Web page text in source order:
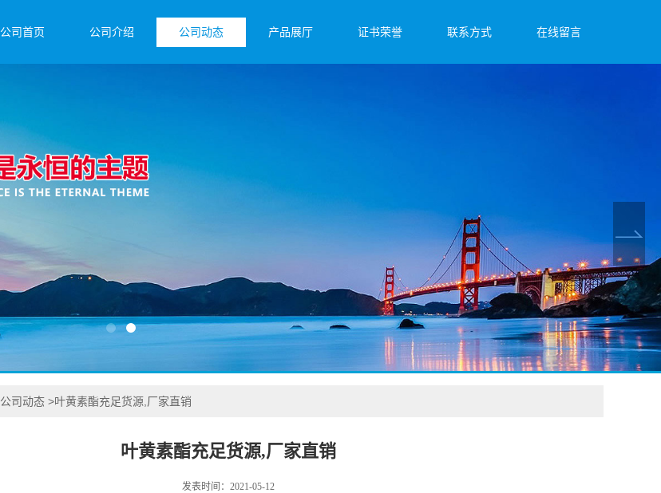
公司首页 公司介绍 公司动态 产品展厅 证书荣誉 联系方式 在线留言
公司动态 >叶黄素酯充足货源,厂家直销
叶黄素酯充足货源,厂家直销
发表时间：2021-05-12